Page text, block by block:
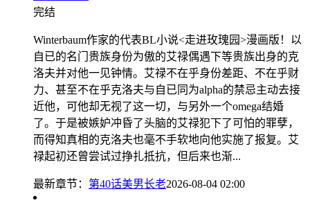
完结
Winterbaum作家的代表BL小说<走进玫瑰园>漫画版！以
自已的名门贵族身份为傲的艾禄偶遇下等贵族出身的克
洛夫并对他一见钟情。艾禄不在乎身份差距、不在乎财
力、甚至不在乎克洛夫与自已同为alpha的禁忌主动去接
近他，可他却无视了这一切，与另外一个omega结婚
了。于是被嫉妒冲昏了头脑的艾禄犯下了可怕的罪孽，
而得知真相的克洛夫也毫不手软地向他实施了报复。艾
禄起初还曾尝试过挣扎抵抗，但后来也渐...
最新章节： 第40话美男长老2026-08-04 02:00